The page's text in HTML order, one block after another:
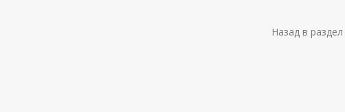
Назад в раздел